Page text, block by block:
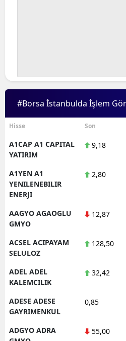
#Borsa İstanbulda İşlem
Hisse Son
A1CAP A1 CAPITAL
YATIRIM
9,18
A1YEN A1
YENILENEBILIR
ENERJI
2,80
AAGYO AGAOGLU
GMYO
12,87
ACSEL ACIPAYAM
SELULOZ
128,50
ADEL ADEL
KALEMCILIK
32,42
ADESE ADESE
GAYRIMENKUL
0,85
ADGYO ADRA
55,00